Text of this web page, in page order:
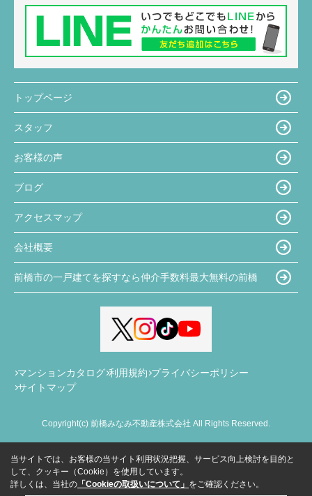
トップページ
スタッフ
お客様の声
ブログ
アクセスマップ
会社概要
前橋市の一戸建てを探すなら仲介手数料最大無料の前橋
マンションカタログ 利用規約 プライバシーポリシー
サイトマップ
Copyright(c) 前橋みなみ不動産株式会社 All Rights Reserved.
当サイトでは、お客様の当サイト利用状況把握、サービス向上検討を目的と
して、クッキー（Cookie）を使用しています。
詳しくは、当社の 「Cookieの取扱いについて」 をご確認ください。